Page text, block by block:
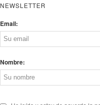
NEWSLETTER
Email:
Nombre: